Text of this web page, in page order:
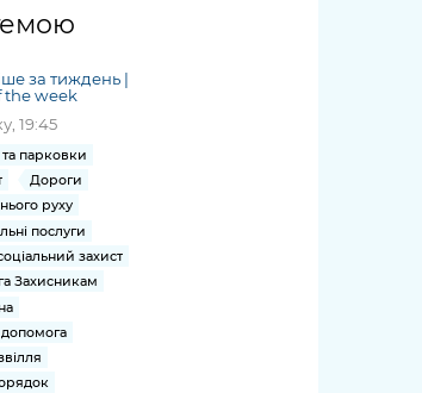
військова
послуг
застосунок Київ
під час
стану
міській військовій
адміністрації
«Ініціатива
«Партнерство
«Відкритий Уряд» –
місцевий рівень»
Важливе під час
воєнного стану
дашборди
/
за тиждень |
the week
19:45
парковки
Дороги
руху
послуги
захист
Захисникам